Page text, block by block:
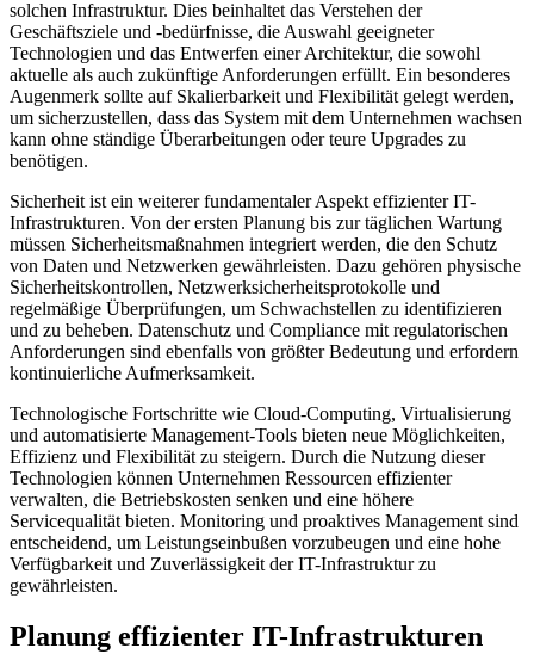
solchen Infrastruktur. Dies beinhaltet das Verstehen der
Geschäftsziele und -bedürfnisse, die Auswahl geeigneter
Technologien und das Entwerfen einer Architektur, die sowohl
aktuelle als auch zukünftige Anforderungen erfüllt. Ein besonderes
Augenmerk sollte auf Skalierbarkeit und Flexibilität gelegt werden,
um sicherzustellen, dass das System mit dem Unternehmen wachsen
kann ohne ständige Überarbeitungen oder teure Upgrades zu
benötigen.
Sicherheit ist ein weiterer fundamentaler Aspekt effizienter IT-
Infrastrukturen. Von der ersten Planung bis zur täglichen Wartung
müssen Sicherheitsmaßnahmen integriert werden, die den Schutz
von Daten und Netzwerken gewährleisten. Dazu gehören physische
Sicherheitskontrollen, Netzwerksicherheitsprotokolle und
regelmäßige Überprüfungen, um Schwachstellen zu identifizieren
und zu beheben. Datenschutz und Compliance mit regulatorischen
Anforderungen sind ebenfalls von größter Bedeutung und erfordern
kontinuierliche Aufmerksamkeit.
Technologische Fortschritte wie Cloud-Computing, Virtualisierung
und automatisierte Management-Tools bieten neue Möglichkeiten,
Effizienz und Flexibilität zu steigern. Durch die Nutzung dieser
Technologien können Unternehmen Ressourcen effizienter
verwalten, die Betriebskosten senken und eine höhere
Servicequalität bieten. Monitoring und proaktives Management sind
entscheidend, um Leistungseinbußen vorzubeugen und eine hohe
Verfügbarkeit und Zuverlässigkeit der IT-Infrastruktur zu
gewährleisten.
Planung effizienter IT-Infrastrukturen